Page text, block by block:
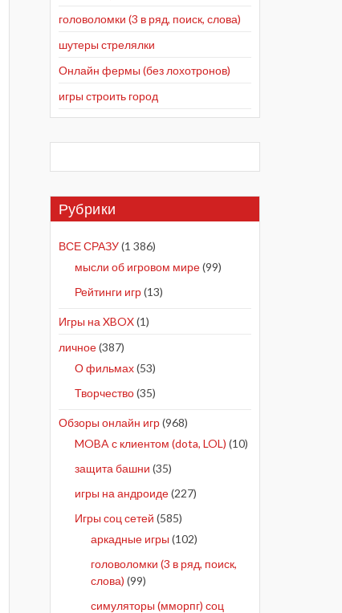
головоломки (3 в ряд, поиск, слова)
шутеры стрелялки
Онлайн фермы (без лохотронов)
игры строить город
Рубрики
ВСЕ СРАЗУ(1 386)
мысли об игровом мире(99)
Рейтинги игр(13)
Игры на XBOX(1)
личное(387)
О фильмах(53)
Творчество(35)
Обзоры онлайн игр(968)
MOBA с клиентом (dota, LOL) (10)
защита башни (35)
игры на андроиде(227)
Игры соц сетей (585)
аркадные игры (102)
головоломки (3 в ряд, поиск,
слова) (99)
симуляторы (мморпг) соц